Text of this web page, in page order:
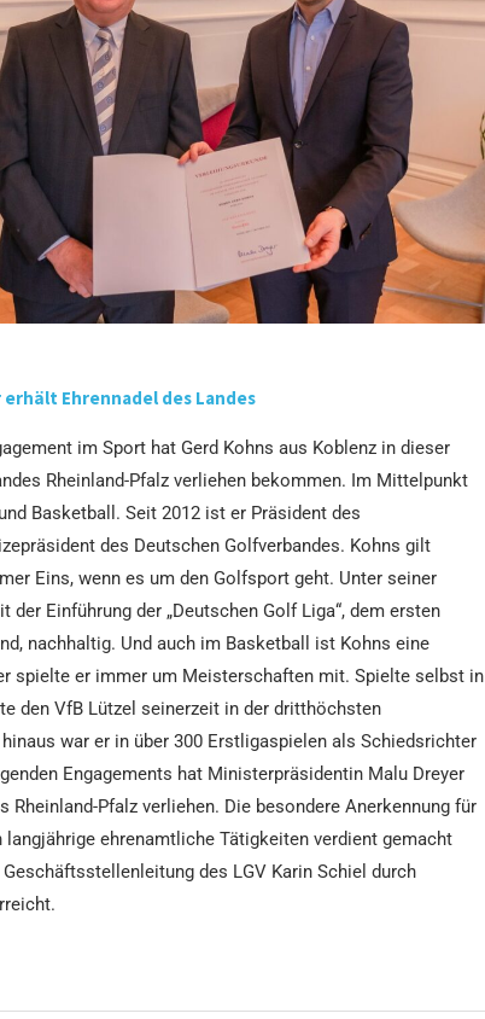
Ehrennadel des Landes
im Sport hat Gerd Kohns aus Koblenz in dieser
Rheinland-Pfalz verliehen bekommen. Im Mittelpunkt
Basketball. Seit 2012 ist er Präsident des
des Deutschen Golfverbandes. Kohns gilt
Eins, wenn es um den Golfsport geht. Unter seiner
der Einführung der „Deutschen Golf Liga“, dem ersten
nachhaltig. Und auch im Basketball ist Kohns eine
spielte er immer um Meisterschaften mit. Spielte selbst in
den VfB Lützel seinerzeit in der dritthöchsten
war er in über 300 Erstligaspielen als Schiedsrichter
Engagements hat Ministerpräsidentin Malu Dreyer
Rheinland-Pfalz verliehen. Die besondere Anerkennung für
langjährige ehrenamtliche Tätigkeiten verdient gemacht
des LGV Karin Schiel durch